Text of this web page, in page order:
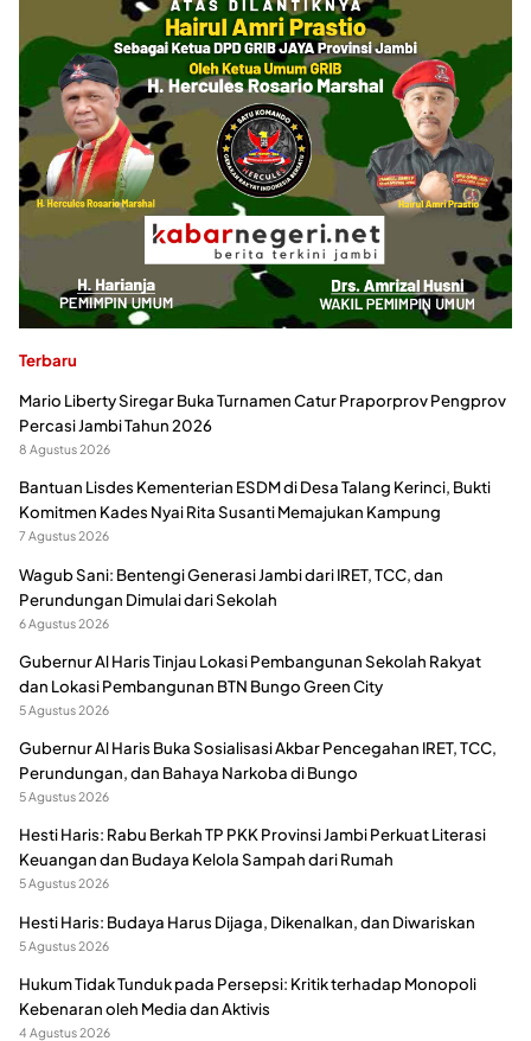
Terbaru
Mario Liberty Siregar Buka Turnamen Catur Praporprov Pengprov
Percasi Jambi Tahun 2026
8 Agustus 2026
Bantuan Lisdes Kementerian ESDM di Desa Talang Kerinci, Bukti
Komitmen Kades Nyai Rita Susanti Memajukan Kampung
7 Agustus 2026
Wagub Sani: Bentengi Generasi Jambi dari IRET, TCC, dan
Perundungan Dimulai dari Sekolah
6 Agustus 2026
Gubernur Al Haris Tinjau Lokasi Pembangunan Sekolah Rakyat
dan Lokasi Pembangunan BTN Bungo Green City
5 Agustus 2026
Gubernur Al Haris Buka Sosialisasi Akbar Pencegahan IRET, TCC,
Perundungan, dan Bahaya Narkoba di Bungo
5 Agustus 2026
Hesti Haris: Rabu Berkah TP PKK Provinsi Jambi Perkuat Literasi
Keuangan dan Budaya Kelola Sampah dari Rumah
5 Agustus 2026
Hesti Haris: Budaya Harus Dijaga, Dikenalkan, dan Diwariskan
5 Agustus 2026
Hukum Tidak Tunduk pada Persepsi: Kritik terhadap Monopoli
Kebenaran oleh Media dan Aktivis
4 Agustus 2026